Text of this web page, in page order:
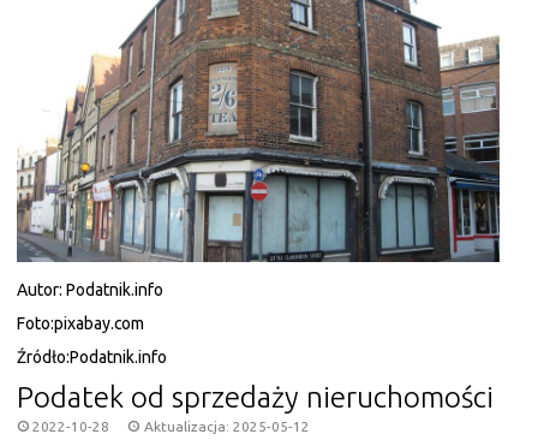
Autor: Podatnik.info
Foto:pixabay.com
Źródło:Podatnik.info
Podatek od sprzedaży nieruchomości
2022-10-28 Aktualizacja: 2025-05-12